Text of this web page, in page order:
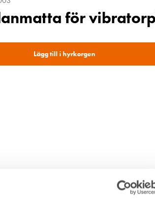
för
Lägg till i hyrkorgen